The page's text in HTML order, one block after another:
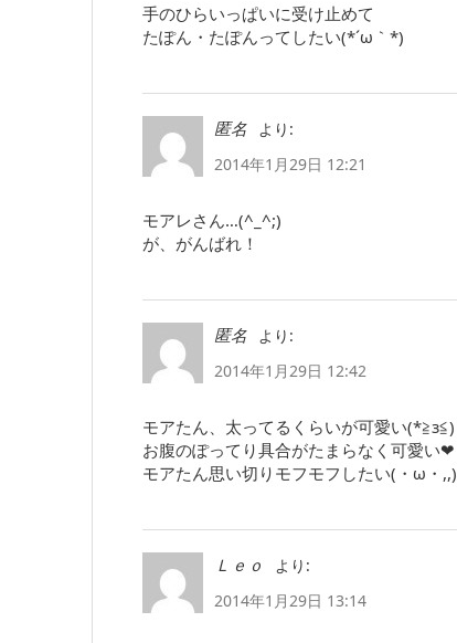
手のひらいっぱいに受け止めて
たぽん・たぽんってしたい(*´ω｀*)
匿名
より:
2014年1月29日 12:21
モアレさん…(^_^;)
が、がんばれ！
匿名
より:
2014年1月29日 12:42
モアたん、太ってるくらいが可愛い(*≧з≦)
お腹のぽってり具合がたまらなく可愛い❤
モアたん思い切りモフモフしたい(・ω・,,)
Ｌｅｏ
より:
2014年1月29日 13:14